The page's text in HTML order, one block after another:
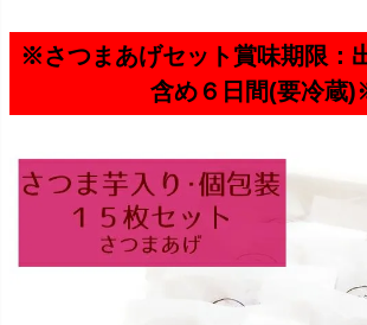
※さつまあげセット賞味期限：
含め６日間(要冷蔵